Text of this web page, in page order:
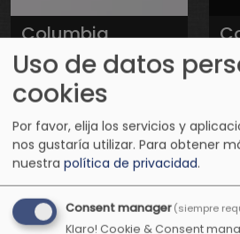
Columbia
Uso de datos
cookies
Por favor, elija los servicios y
nos gustaría utilizar. Para obtener
nuestra política de privacidad.
Consent manager(siempre
Klaro! Cookie & Consent